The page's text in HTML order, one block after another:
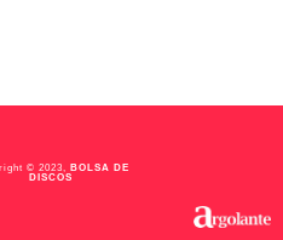
© 2023,
BOLSA DE
DISCOS